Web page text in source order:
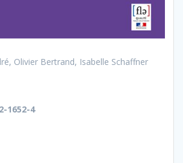
Olivier Bertrand, Isabelle Schaffner
1652-4